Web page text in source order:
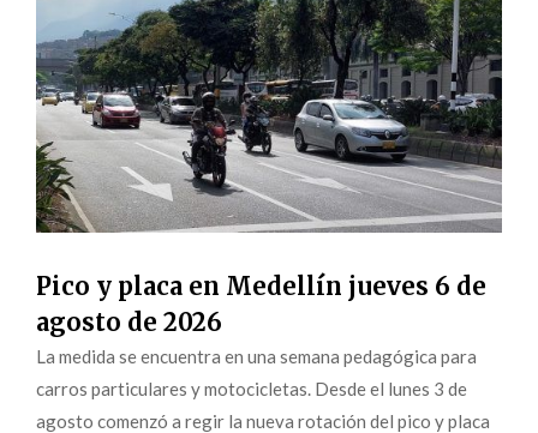
Pico y placa en Medellín jueves 6 de
agosto de 2026
La medida se encuentra en una semana pedagógica para
carros particulares y motocicletas. Desde el lunes 3 de
agosto comenzó a regir la nueva rotación del pico y placa